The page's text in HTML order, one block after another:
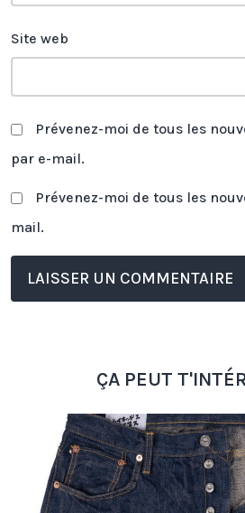
Site web
Prévenez-moi de tous les
par e-mail.
Prévenez-moi de tous les
mail.
ÇA PEUT